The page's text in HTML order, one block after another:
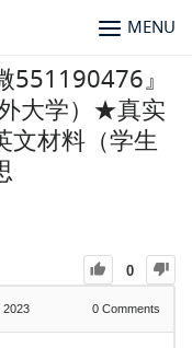
MENU
551190476』
大学）★真实
材料（学生
0
0 Comments